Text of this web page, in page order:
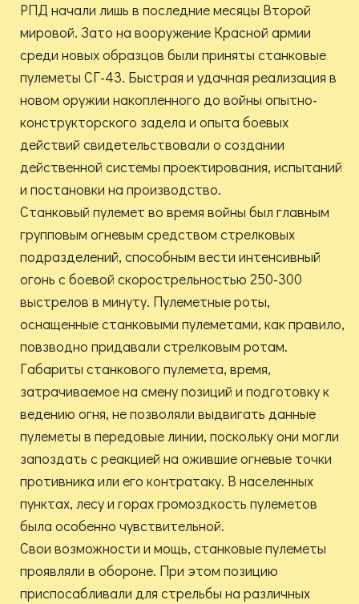
РПД начали лишь в последние месяцы Второй
мировой. Зато на вооружение Красной армии
среди новых образцов были приняты станковые
пулеметы СГ-43. Быстрая и удачная реализация в
новом оружии накопленного до войны опытно-
конструкторского задела и опыта боевых
действий свидетельствовали о создании
действенной системы проектирования, испытаний
и постановки на производство.
Станковый пулемет во время войны был главным
групповым огневым средством стрелковых
подразделений, способным вести интенсивный
огонь с боевой скорострельностью 250-300
выстрелов в минуту. Пулеметные роты,
оснащенные станковыми пулеметами, как правило,
повзводно придавали стрелковым ротам.
Габариты станкового пулемета, время,
затрачиваемое на смену позиций и подготовку к
ведению огня, не позволяли выдвигать данные
пулеметы в передовые линии, поскольку они могли
запоздать с реакцией на ожившие огневые точки
противника или его контратаку. В населенных
пунктах, лесу и горах громоздкость пулеметов
была особенно чувствительной.
Свои возможности и мощь, станковые пулеметы
проявляли в обороне. При этом позицию
приспосабливали для стрельбы на различных